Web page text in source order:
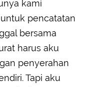
kami
pencatatan
bersama
harus aku
penyerahan
Tapi aku